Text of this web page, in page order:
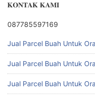
𝐊𝐎𝐍𝐓𝐀𝐊 𝐊𝐀𝐌𝐈
087785597169
Jual Parcel Buah Untuk
Jual Parcel Buah Untuk
Jual Parcel Buah Untuk